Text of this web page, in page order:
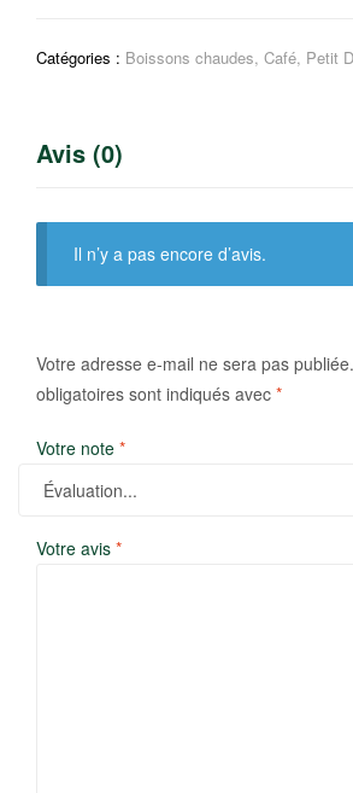
16
Catégories : Boissons chaudes, Café, Petit
Avis (0)
Il n’y a pas encore d’avis.
Votre adresse e-mail ne sera pas publiée.
obligatoires sont indiqués avec *
Votre note *
Votre avis *